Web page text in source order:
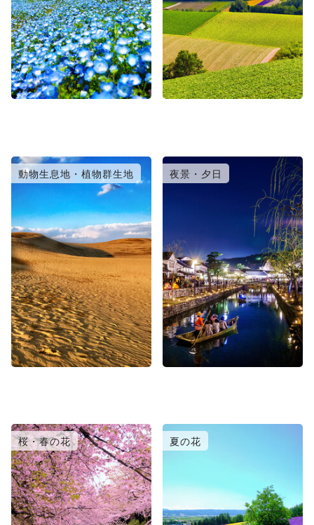
動物生息地・植物群生地 夜景・夕日
桜・春の花 夏の花